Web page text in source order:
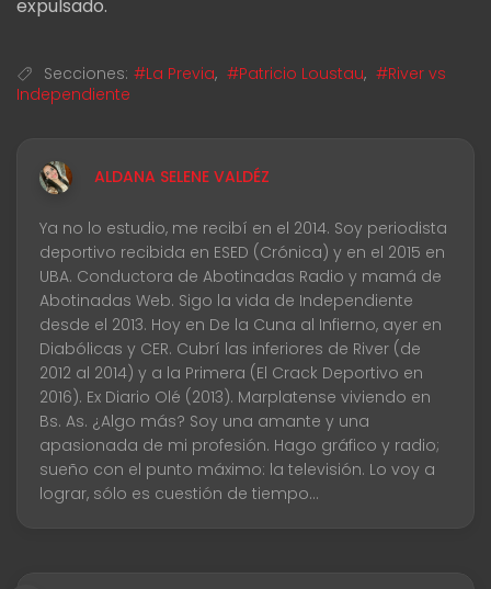
expulsado.
Secciones: #La Previa, #Patricio Loustau, #River vs
Independiente
ALDANA SELENE VALDÉZ
Ya no lo estudio, me recibí en el 2014. Soy periodista
deportivo recibida en ESED (Crónica) y en el 2015 en
UBA. Conductora de Abotinadas Radio y mamá de
Abotinadas Web. Sigo la vida de Independiente
desde el 2013. Hoy en De la Cuna al Infierno, ayer en
Diabólicas y CER. Cubrí las inferiores de River (de
2012 al 2014) y a la Primera (El Crack Deportivo en
2016). Ex Diario Olé (2013). Marplatense viviendo en
Bs. As. ¿Algo más? Soy una amante y una
apasionada de mi profesión. Hago gráfico y radio;
sueño con el punto máximo: la televisión. Lo voy a
lograr, sólo es cuestión de tiempo...